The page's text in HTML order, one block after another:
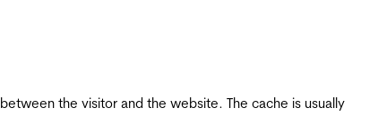
the visitor and the website. The cache is usually